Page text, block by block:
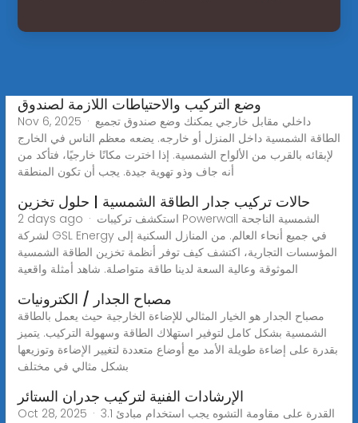
وضع التركيب والاحتياطات اللازمة لصندوق
Nov 6, 2025 · داخلي مقابل خارجي يمكنك وضع صندوق تجميع
الطاقة الشمسية داخل المنزل أو خارجه. يضعه معظم الناس في الخارج
لإبقائه بالقرب من الألواح الشمسية. إذا اخترت مكانًا خارجيًا، فتأكد من
أنه جاف وذو تهوية جيدة. يجب أن تكون المنطقة
حالات تركيب جدار الطاقة الشمسية | حلول تخزين
2 days ago · استكشف تركيبات Powerwall الشمسية الناجحة
لشركة GSL Energy في جميع أنحاء العالم. من المنازل السكنية إلى
المؤسسات التجارية، اكتشف كيف توفر أنظمة تخزين الطاقة الشمسية
الموثوقة وعالية السعة لدينا طاقة متواصلة. شاهد أمثلة واقعية
مصباح الجدار / الكترونيات
مصباح الجدار هو الخيار المثالي للإضاءة الخارجية حيث يعمل بالطاقة
الشمسية بشكل كامل لتوفير استهلاك الطاقة وسهولة التركيب. يتميز
بقدرة على إضاءة طويلة الأمد مع أوضاع متعددة لتغيير الإضاءة وتوزيعها
بشكل مثالي في مختلف
الإرشادات الفنية لتركيب جدران الستائر
Oct 28, 2025 · 3.1 القدرة على مقاومة التشوه يجب استخدام مبادئ